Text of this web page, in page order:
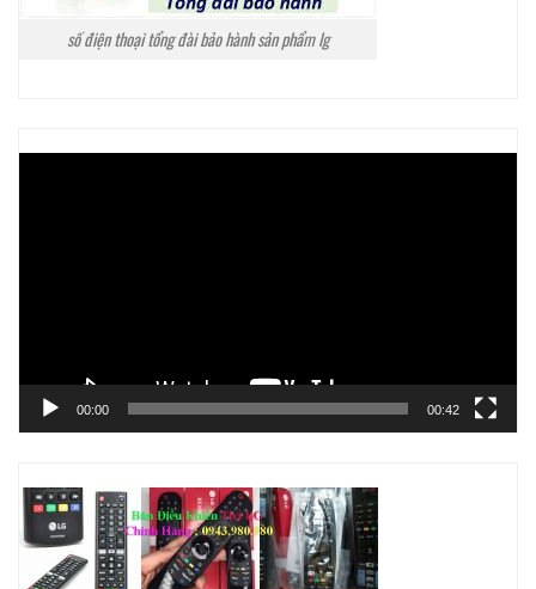
số điện thoại tổng đài bảo hành sản phẩm lg
00:00 00:42